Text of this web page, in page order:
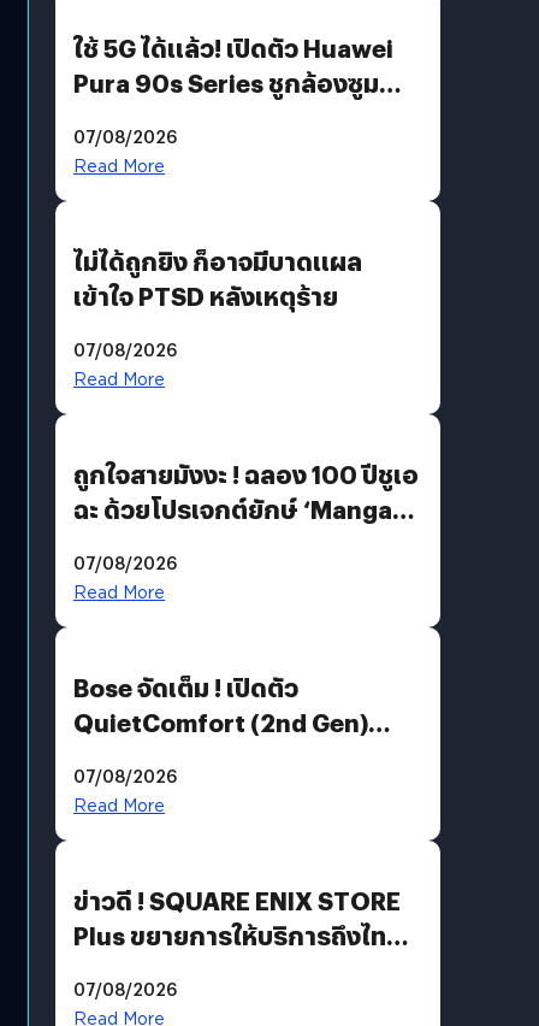
ใช้ 5G ได้แล้ว! เปิดตัว Huawei
Pura 90s Series ชูกล้องซูม
07/08/2026
Read More
ไม่ได้ถูกยิง ก็อาจมีบาดแผล
เข้าใจ PTSD หลังเหตุร้าย
07/08/2026
Read More
ถูกใจสายมังงะ ! ฉลอง 100 ปีชูเอ
ฉะ ด้วยโปรเจกต์ยักษ์ ‘Manga
มีภาษาไทยด้วย
07/08/2026
Read More
Bose จัดเต็ม ! เปิดตัว
QuietComfort (2nd Gen)
07/08/2026
Read More
ข่าวดี ! SQUARE ENIX STORE
Plus ขยายการให้บริการถึงไทย
โดยตรง
07/08/2026
Read More